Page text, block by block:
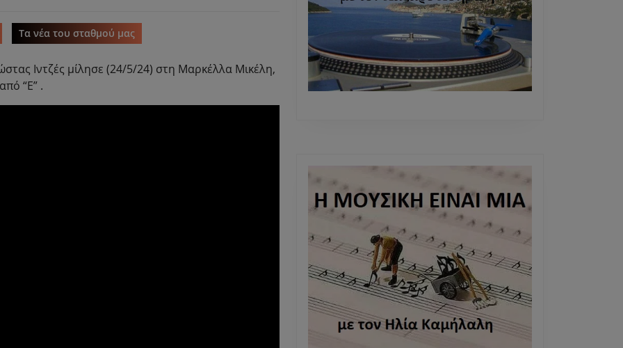
Τα νέα του σταθμού μας
Ιντζές μίλησε (24/5/24) στη Μαρκέλλα Μικέλη,
“Ε” .